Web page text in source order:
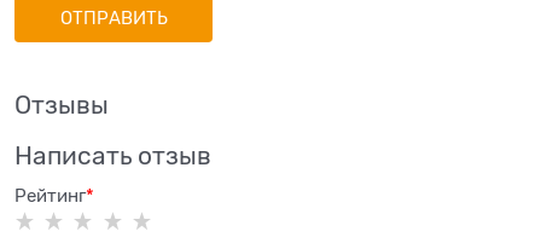
Отзывы
Написать отзыв
Рейтинг